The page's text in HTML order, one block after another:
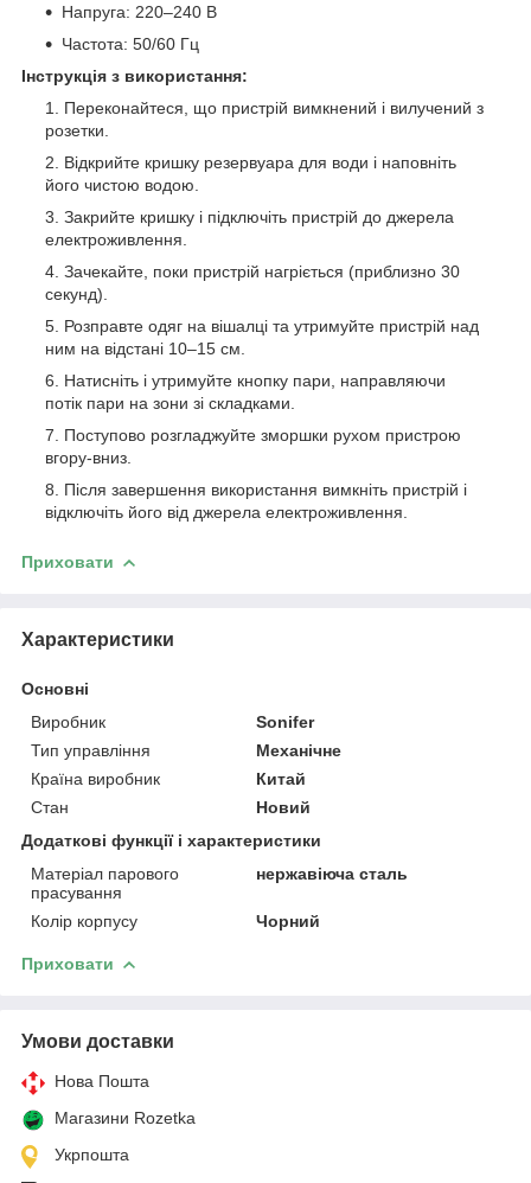
Напруга: 220–240 В
Частота: 50/60 Гц
Інструкція з використання:
Переконайтеся, що пристрій вимкнений і вилучений з
розетки.
Відкрийте кришку резервуара для води і наповніть
його чистою водою.
Закрийте кришку і підключіть пристрій до джерела
електроживлення.
Зачекайте, поки пристрій нагріється (приблизно 30
секунд).
Розправте одяг на вішалці та утримуйте пристрій над
ним на відстані 10–15 см.
Натисніть і утримуйте кнопку пари, направляючи
потік пари на зони зі складками.
Поступово розгладжуйте зморшки рухом пристрою
вгору-вниз.
Після завершення використання вимкніть пристрій і
відключіть його від джерела електроживлення.
Приховати
Характеристики
Основні
Виробник
Sonifer
Тип управління
Механічне
Країна виробник
Китай
Стан
Новий
Додаткові функції і характеристики
Матеріал парового
прасування
нержавіюча сталь
Колір корпусу Чорний
Приховати
Умови доставки
Нова Пошта
Магазини Rozetka
Укрпошта